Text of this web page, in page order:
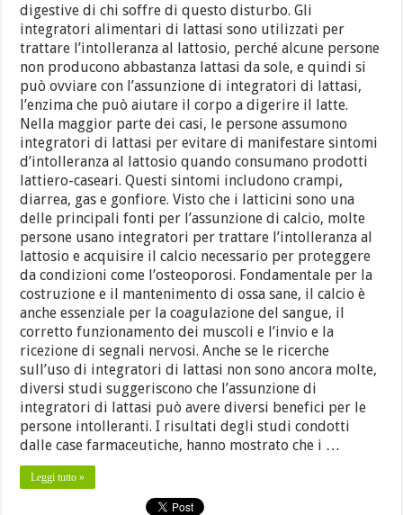
digestive di chi soffre di questo disturbo. Gli
integratori alimentari di lattasi sono utilizzati per
trattare l’intolleranza al lattosio, perché alcune persone
non producono abbastanza lattasi da sole, e quindi si
può ovviare con l’assunzione di integratori di lattasi,
l’enzima che può aiutare il corpo a digerire il latte.
Nella maggior parte dei casi, le persone assumono
integratori di lattasi per evitare di manifestare sintomi
d’intolleranza al lattosio quando consumano prodotti
lattiero-caseari. Questi sintomi includono crampi,
diarrea, gas e gonfiore. Visto che i latticini sono una
delle principali fonti per l’assunzione di calcio, molte
persone usano integratori per trattare l’intolleranza al
lattosio e acquisire il calcio necessario per proteggere
da condizioni come l’osteoporosi. Fondamentale per la
costruzione e il mantenimento di ossa sane, il calcio è
anche essenziale per la coagulazione del sangue, il
corretto funzionamento dei muscoli e l’invio e la
ricezione di segnali nervosi. Anche se le ricerche
sull’uso di integratori di lattasi non sono ancora molte,
diversi studi suggeriscono che l’assunzione di
integratori di lattasi può avere diversi benefici per le
persone intolleranti. I risultati degli studi condotti
dalle case farmaceutiche, hanno mostrato che i …
Leggi tutto »